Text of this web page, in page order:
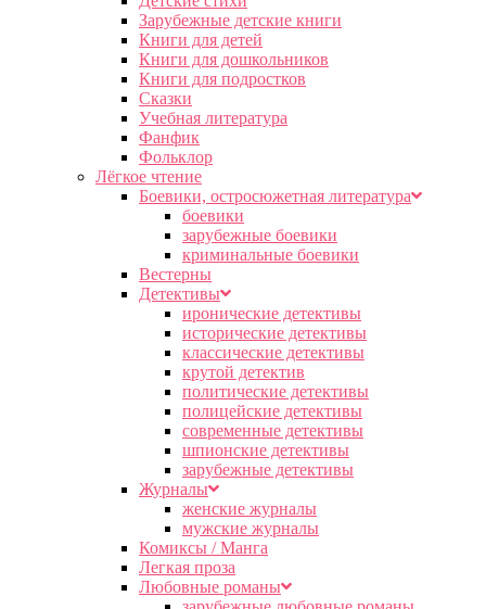
Зарубежные детские книги
Книги для детей
Книги для дошкольников
Книги для подростков
Сказки
Учебная литература
Фанфик
Фольклор
Лёгкое чтение
Боевики, остросюжетная литература
боевики
зарубежные боевики
криминальные боевики
Вестерны
Детективы
иронические детективы
исторические детективы
классические детективы
крутой детектив
политические детективы
полицейские детективы
современные детективы
шпионские детективы
зарубежные детективы
Журналы
женские журналы
мужские журналы
Комиксы / Манга
Легкая проза
Любовные романы